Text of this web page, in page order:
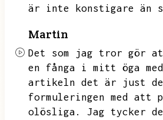
är inte konstigare än
Martin
Det som jag tror gör
en fånga i mitt öga
artikeln det är just
formuleringen med att
olösliga.
Jag tycker